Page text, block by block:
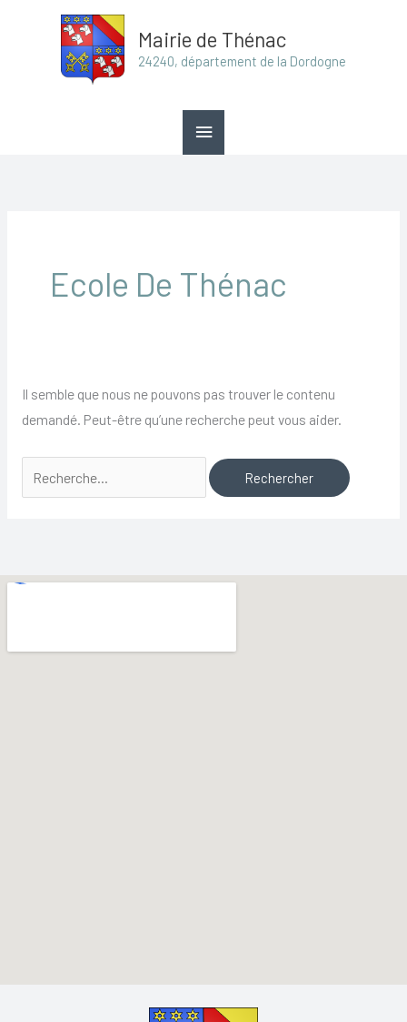
Mairie de Thénac
24240, département de la Dordogne
principal
Ecole De Thénac
Il semble que nous ne pouvons pas trouver le contenu
demandé. Peut-être qu’une recherche peut vous aider.